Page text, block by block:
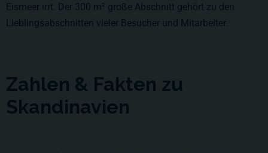
Eismeer irrt. Der 300 m² große Abschnitt gehört zu den
Lieblingsabschnitten vieler Besucher und Mitarbeiter.
Zahlen & Fakten zu
Skandinavien